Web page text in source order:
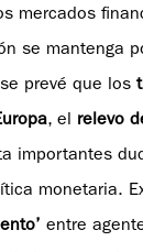
mercados
se mantenga
prevé que los
, el relevo
importantes
monetaria.
entre